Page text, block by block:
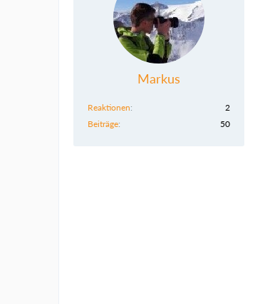
Markus
Reaktionen
2
Beiträge
50